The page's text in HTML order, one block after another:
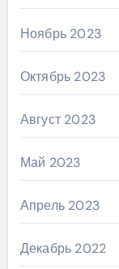
Ноябрь 2023
Октябрь 2023
Август 2023
Май 2023
Апрель 2023
Декабрь 2022